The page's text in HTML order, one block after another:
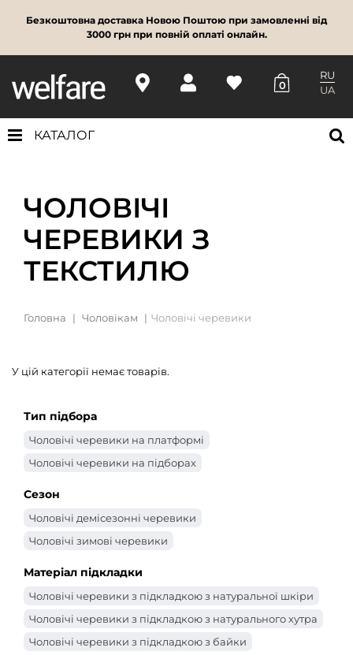
Безкоштовна доставка Новою Поштою при замовленні від
3000 грн при повній оплаті онлайн.
0
RU
UA
КАТАЛОГ
ЧОЛОВІЧІ
ЧЕРЕВИКИ З
ТЕКСТИЛЮ
Головна Чоловікам Чоловічі черевики
У цій категорії немає товарів.
Тип підбора
Чоловічі черевики на платформі
Чоловічі черевики на підборах
Сезон
Чоловічі демісезонні черевики
Чоловічі зимові черевики
Матеріал підкладки
Чоловічі черевики з підкладкою з натуральної шкіри
Чоловічі черевики з підкладкою з натурального хутра
Чоловічі черевики з підкладкою з байки